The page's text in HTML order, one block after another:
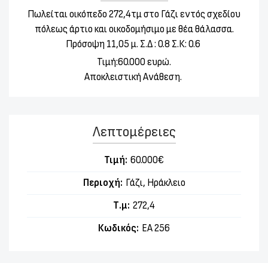
Πωλείται οικόπεδο 272,4τμ στο Γάζιεντός σχεδίου
πόλεως άρτιο και οικοδομήσιμο με θέα θάλασσα.
Πρόσοψη 11,05 μ. Σ.Δ : 0.8 Σ.Κ: 0.6
Τιμή:60.000 ευρώ.
Αποκλειστική Ανάθεση.
Λεπτομέρειες
Τιμή: 60.000€
Περιοχή: Γάζι, Ηράκλειο
Τ.μ: 272,4
Κωδικός: ΕΑ 256